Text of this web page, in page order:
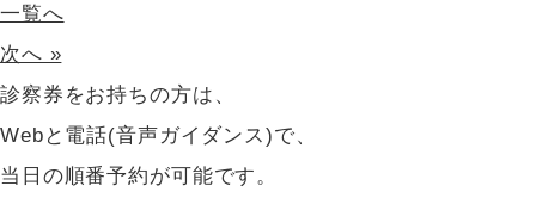
一覧へ
次へ »
診察券をお持ちの方は、
Webと電話(音声ガイダンス)で、
当日の順番予約が可能です。